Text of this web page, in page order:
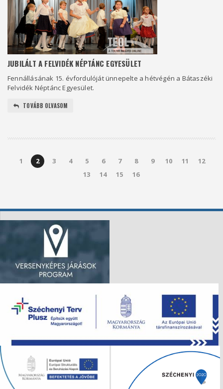
JUBILÁLT A FELVIDÉK NÉPTÁNC EGYESÜLET
Fennállásának 15. évfordulóját ünnepelte a hétvégén a Bátaszéki
Felvidék Néptánc Egyesület.
TOVÁBB OLVASOM
1 2 3 4 5 6 7 8 9 10 11
12
13
14 15 16